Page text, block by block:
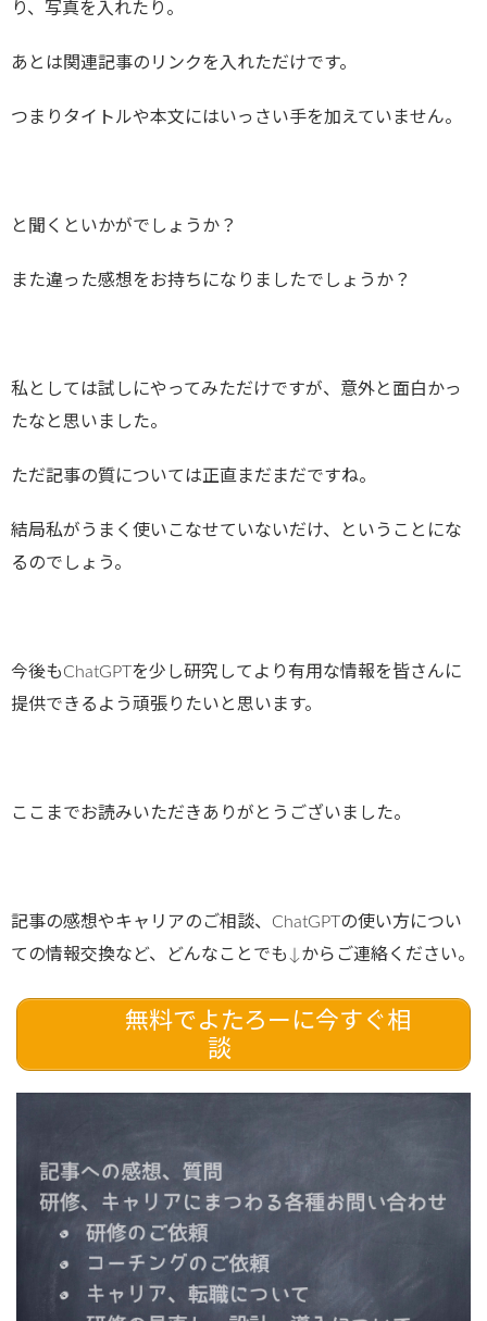
り、写真を入れたり。
あとは関連記事のリンクを入れただけです。
つまりタイトルや本文にはいっさい手を加えていません。
と聞くといかがでしょうか？
また違った感想をお持ちになりましたでしょうか？
私としては試しにやってみただけですが、意外と面白かっ
たなと思いました。
ただ記事の質については正直まだまだですね。
結局私がうまく使いこなせていないだけ、ということにな
るのでしょう。
今後もChatGPTを少し研究してより有用な情報を皆さんに
提供できるよう頑張りたいと思います。
ここまでお読みいただきありがとうございました。
記事の感想やキャリアのご相談、ChatGPTの使い方につい
ての情報交換など、どんなことでも↓からご連絡ください。
無料でよたろーに今すぐ相
談